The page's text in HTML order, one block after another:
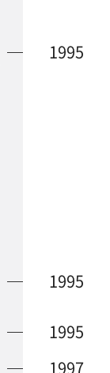
1995
1995
1995
1997